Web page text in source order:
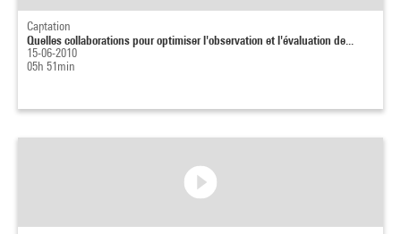
Captation
Quelles collaborations pour optimiser l'observation et l'évaluation de...
15-06-2010
05h 51min